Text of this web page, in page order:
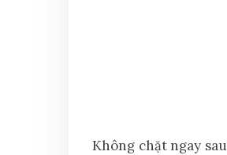
Không chặt ngay